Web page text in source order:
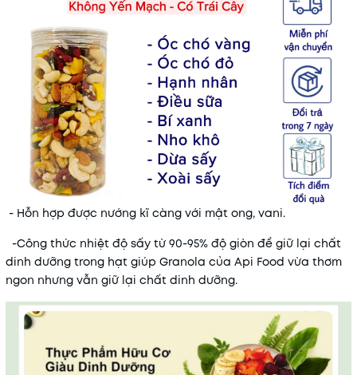
- Hỗn hợp được nướng kĩ càng với mật ong, vani.
-Công thức nhiệt độ sấy từ 90-95% độ giòn để giữ lại chất
dinh dưỡng trong hạt giúp Granola của Api Food vừa thơm
ngon nhưng vẫn giữ lại chất dinh dưỡng.